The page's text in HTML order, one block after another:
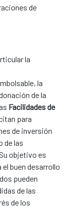
de
la
la
de la
Facilidades de
para
de inversión
de las
objetivo es
buen desarrollo
pueden
de las
de los